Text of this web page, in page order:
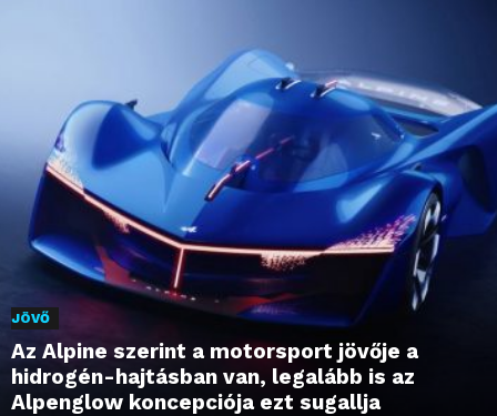
JÖVŐ
Az Alpine szerint a motorsport jövője a
hidrogén-hajtásban van, legalább is az
Alpenglow koncepciója ezt sugallja